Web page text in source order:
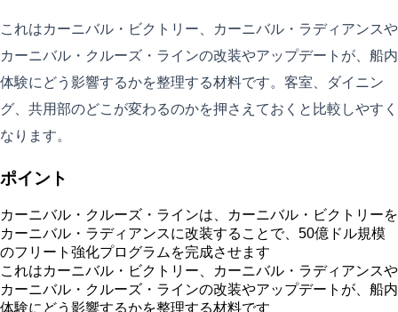
これはカーニバル・ビクトリー、カーニバル・ラディアンスや
カーニバル・クルーズ・ラインの改装やアップデートが、船内
体験にどう影響するかを整理する材料です。客室、ダイニン
グ、共用部のどこが変わるのかを押さえておくと比較しやすく
なります。
ポイント
カーニバル・クルーズ・ラインは、カーニバル・ビクトリーを
カーニバル・ラディアンスに改装することで、50億ドル規模
のフリート強化プログラムを完成させます
これはカーニバル・ビクトリー、カーニバル・ラディアンスや
カーニバル・クルーズ・ラインの改装やアップデートが、船内
体験にどう影響するかを整理する材料です